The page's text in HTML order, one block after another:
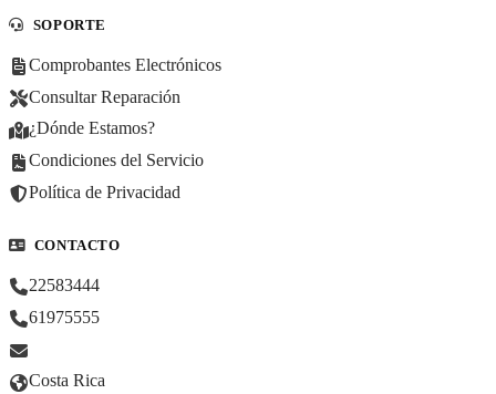
SOPORTE
Comprobantes Electrónicos
Consultar Reparación
¿Dónde Estamos?
Condiciones del Servicio
Política de Privacidad
CONTACTO
22583444
61975555
Costa Rica